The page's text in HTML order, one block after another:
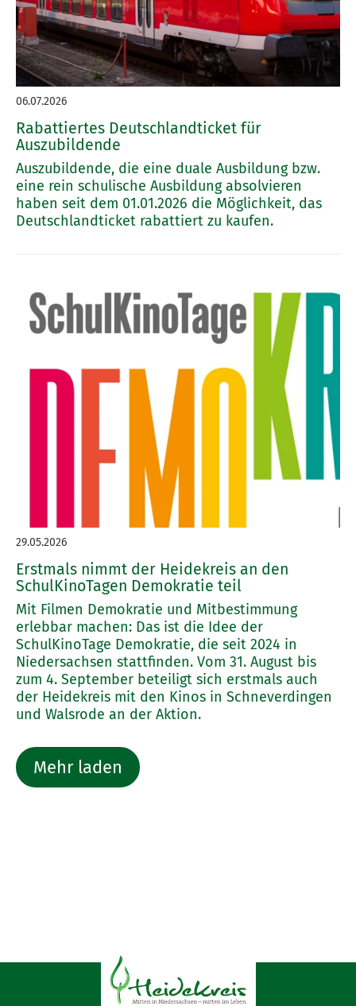
06.07.2026
Rabattiertes Deutschlandticket für
Auszubildende
Auszubildende, die eine duale Ausbildung bzw.
eine rein schulische Ausbildung absolvieren
haben seit dem 01.01.2026 die Möglichkeit, das
Deutschlandticket rabattiert zu kaufen.
29.05.2026
Erstmals nimmt der Heidekreis an den
SchulKinoTagen Demokratie teil
Mit Filmen Demokratie und Mitbestimmung
erlebbar machen: Das ist die Idee der
SchulKinoTage Demokratie, die seit 2024 in
Niedersachsen stattfinden. Vom 31. August bis
zum 4. September beteiligt sich erstmals auch
der Heidekreis mit den Kinos in Schneverdingen
und Walsrode an der Aktion.
Mehr laden